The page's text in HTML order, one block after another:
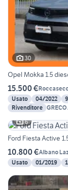
30
Opel Mokka 1.5
15.500 €
Usato
04/2022
Rivenditore GRECO
6
Ford Fiesta Active
10.800 €Albano
Usato
01/2019